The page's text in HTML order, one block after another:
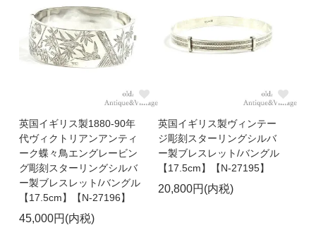
英国イギリス製1880-90年
代ヴィクトリアンアンティ
ーク蝶々鳥エングレービン
グ彫刻スターリングシルバ
ー製ブレスレット/バングル
【17.5cm】【N-27196】
45,000円(内税)
英国イギリス製ヴィンテー
ジ彫刻スターリングシルバ
ー製ブレスレット/バングル
【17.5cm】【N-27195】
20,800円(内税)